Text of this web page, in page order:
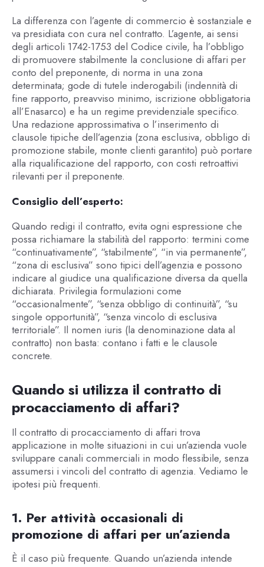
La differenza con l’agente di commercio è sostanziale e
va presidiata con cura nel contratto. L’agente, ai sensi
degli articoli 1742-1753 del Codice civile, ha l’obbligo
di promuovere stabilmente la conclusione di affari per
conto del preponente, di norma in una zona
determinata; gode di tutele inderogabili (indennità di
fine rapporto, preavviso minimo, iscrizione obbligatoria
all’Enasarco) e ha un regime previdenziale specifico.
Una redazione approssimativa o l’inserimento di
clausole tipiche dell’agenzia (zona esclusiva, obbligo di
promozione stabile, monte clienti garantito) può portare
alla riqualificazione del rapporto, con costi retroattivi
rilevanti per il preponente.
Consiglio dell’esperto:
Quando redigi il contratto, evita ogni espressione che
possa richiamare la stabilità del rapporto: termini come
“continuativamente”, “stabilmente”, “in via permanente”,
“zona di esclusiva” sono tipici dell’agenzia e possono
indicare al giudice una qualificazione diversa da quella
dichiarata. Privilegia formulazioni come
“occasionalmente”, “senza obbligo di continuità”, “su
singole opportunità”, “senza vincolo di esclusiva
territoriale”. Il nomen iuris (la denominazione data al
contratto) non basta: contano i fatti e le clausole
concrete.
Quando si utilizza il contratto di
procacciamento di affari?
Il contratto di procacciamento di affari trova
applicazione in molte situazioni in cui un’azienda vuole
sviluppare canali commerciali in modo flessibile, senza
assumersi i vincoli del contratto di agenzia. Vediamo le
ipotesi più frequenti.
1. Per attività occasionali di
promozione di affari per un’azienda
È il caso più frequente. Quando un’azienda intende